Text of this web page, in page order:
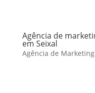
Agência de
em Seixal
Agência de